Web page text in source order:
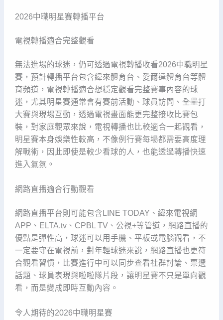
2026中職明星賽轉播平台
電視轉播適合完整觀看
無法進場的球迷，仍可透過電視轉播收看2026中職明星
賽，預計轉播平台包含緯來體育台、愛爾達體育台等體
育頻道，電視轉播適合想穩定觀看完整賽事內容的球
迷，尤其明星賽通常會有賽前活動、球員訪問、全壘打
大賽與現場互動，透過電視畫面能更完整接收比賽包
裝，對家庭觀眾來說，電視轉播也比較適合一起觀看，
明星賽本身娛樂性較高，不像例行賽每場都需要高度理
解戰術，因此即使是較少看球的人，也能透過轉播快速
進入氣氛。
網路直播適合行動觀看
網路直播平台則可能包含LINE TODAY、緯來電視網
APP、ELTA.tv、CPBL TV、公視+等管道，網路直播的
優點是彈性高，球迷可以用手機、平板或電腦觀看，不
一定要守在電視前，對年輕球迷來說，網路直播也更符
合觀看習慣，比賽進行中可以同步查看社群討論、票選
話題、球員表現與啦啦隊片段，讓明星賽不只是單向觀
看，而是變成即時互動內容。
令人期待的2026中職明星賽